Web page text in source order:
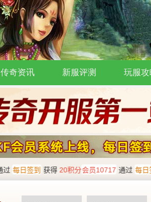
传奇资讯 新服评测 玩服